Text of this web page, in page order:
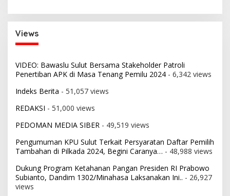
Views
VIDEO: Bawaslu Sulut Bersama Stakeholder Patroli
Penertiban APK di Masa Tenang Pemilu 2024 - 6,342 views
Indeks Berita - 51,057 views
REDAKSI - 51,000 views
PEDOMAN MEDIA SIBER - 49,519 views
Pengumuman KPU Sulut Terkait Persyaratan Daftar Pemilih
Tambahan di Pilkada 2024, Begini Caranya… - 48,988 views
Dukung Program Ketahanan Pangan Presiden RI Prabowo
Subianto, Dandim 1302/Minahasa Laksanakan Ini.. - 26,927
views